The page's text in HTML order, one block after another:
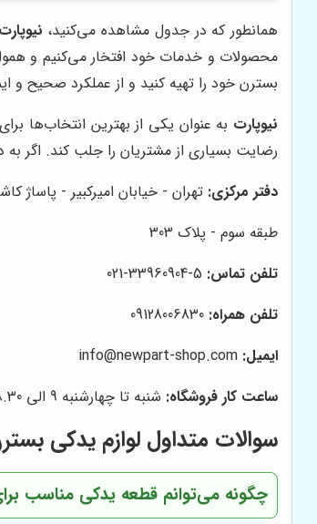
همانطور که در جدول مشاهده می‌کنید، نیوپارت
محصولات و خدمات خود افتخار می‌کنیم و
بسترن خود را تهیه کنید و از عملکرد صحیح و
نیوپارت به عنوان یکی از بهترین انتخاب‌ها
رضایت بسیاری از مشتریان را جلب کند. اگر
دفتر مرکزی: تهران - خیابان امیرکبیر - پاساژ
طبقه سوم - پلاک 303
تلفن تماس:
تلفن همراه:
ایمیل:
ساعت کار فروشگاه: شنبه تا چهارشنبه 9 الی 18.30
سوالات متداول لوازم یدکی
چگونه می‌توانم قطعه یدکی مناسب